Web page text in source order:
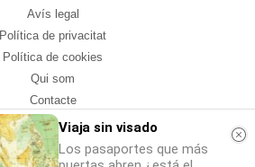
Avís legal
Política de privacitat
Política de cookies
Qui som
Contacte
Xarxes socials
Amb col·laboració de:
Viaja sin visado
Los pasaportes que más